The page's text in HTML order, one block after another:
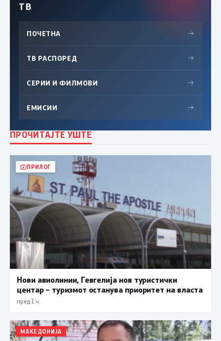
ТВ
ПОЧЕТНА →
ТВ РАСПОРЕД →
СЕРИИ И ФИЛМОВИ →
ЕМИСИИ →
ПРОЧИТАЈТЕ УШТЕ
ПРИЛОГ
Нови авиолинии, Гевгелија нов туристички
центар – туризмот останува приоритет на власта
пред 1 ч.
МАКЕДОНИЈА